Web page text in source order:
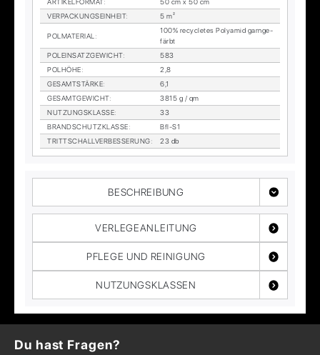
AR­TI­KEL­FOR­MAT:
50 cm x 50 cm
VER­PA­CKUNGS­EIN­HEIT: 5 m²
POL­MA­TE­RI­AL :
100% re­cy­cle­tes Po­ly­amid garn­ge­
färbt
POL­EIN­SATZ­GE­WICHT:
583
POL­HÖ­HE:
2,8
GE­SAMT­STÄR­KE:
6,1
GE­SAMT­GE­WICHT:
3815 g / qm
NUT­ZUNGS­KLAS­SE:
33
BRAND­SCHUTZ­KLAS­SE:
Bfl-S1
TRITT­SCHALL­VER­BES­SE­RUNG: 23 db
BESCHREIBUNG
VERLEGEANLEITUNG
PFLEGE UND REINIGUNG
NUTZUNGSKLASSEN
Du hast Fragen?